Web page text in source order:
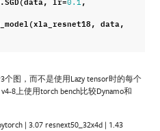
0.1
(xla_resnet18, data,
图，而不是使用Lazy tensor时的每个
8上使用torch bench比较Dynamo和
| 3.07 resnext50_32x4d | 1.43